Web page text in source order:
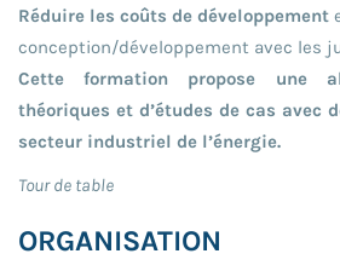
Réduire les coûts de développement
conception/développement avec les
Cette formation propose une
théoriques et d’études de cas avec
secteur industriel de l’énergie.
Tour de table
ORGANISATION